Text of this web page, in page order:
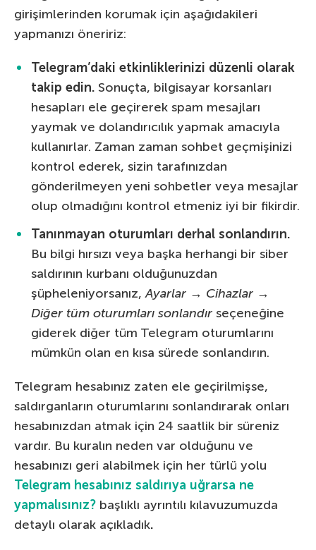
girişimlerinden korumak için aşağıdakileri
yapmanızı öneririz:
Telegram’daki etkinliklerinizi düzenli olarak
takip edin. Sonuçta, bilgisayar korsanları
hesapları ele geçirerek spam mesajları
yaymak ve dolandırıcılık yapmak amacıyla
kullanırlar. Zaman zaman sohbet geçmişinizi
kontrol ederek, sizin tarafınızdan
gönderilmeyen yeni sohbetler veya mesajlar
olup olmadığını kontrol etmeniz iyi bir fikirdir.
Tanınmayan oturumları derhal sonlandırın.
Bu bilgi hırsızı veya başka herhangi bir siber
saldırının kurbanı olduğunuzdan
şüpheleniyorsanız,Ayarlar → Cihazlar →
Diğer tüm oturumları sonlandır seçeneğine
giderek diğer tüm Telegram oturumlarını
mümkün olan en kısa sürede sonlandırın.
Telegram hesabınız zaten ele geçirilmişse,
saldırganların oturumlarını sonlandırarak onları
hesabınızdan atmak için 24 saatlik bir süreniz
vardır. Bu kuralın neden var olduğunu ve
hesabınızı geri alabilmek için her türlü yolu
Telegram hesabınız saldırıya uğrarsa ne
yapmalısınız? başlıklı ayrıntılı kılavuzumuzda
detaylı olarak açıkladık.